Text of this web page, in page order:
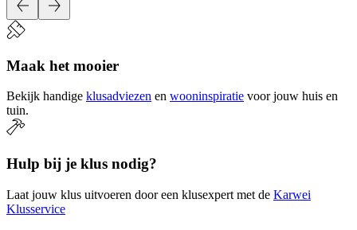
Maak het mooier
Bekijk handige klusadviezen en wooninspiratie voor jouw huis en
tuin.
Hulp bij je klus nodig?
Laat jouw klus uitvoeren door een klusexpert met de Karwei
Klusservice